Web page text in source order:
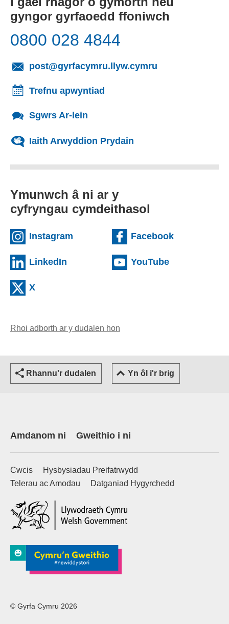
gyngor gyrfaoedd ffoniwch
0800 028 4844
post@gyrfacymru.llyw.cymru
Trefnu apwyntiad
Sgwrs Ar-lein
Iaith Arwyddion Prydain
Ymunwch â ni ar y
cyfryngau cymdeithasol
Instagram (external websiteCY)
Facebook(external
LinkedIn (external websiteCY)
YouTube(external
X
Rhoi adborth ar y dudalen hon
Rhannu'r dudalen Yn ôl i'r brig
Amdanom ni Gweithio i ni
Cwcis
Hysbysiadau Preifatrwydd
Telerau ac Amodau
Datganiad Hygyrchedd
(external websiteCY)
© Gyrfa Cymru 2026